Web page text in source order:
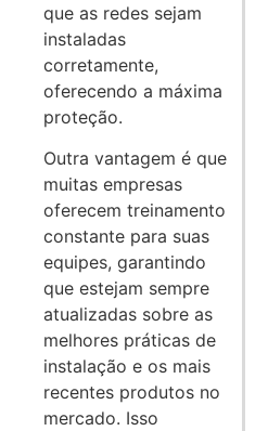
que as redes sejam
instaladas
corretamente,
oferecendo a máxima
proteção.
Outra vantagem é que
muitas empresas
oferecem treinamento
constante para suas
equipes, garantindo
que estejam sempre
atualizadas sobre as
melhores práticas de
instalação e os mais
recentes produtos no
mercado. Isso